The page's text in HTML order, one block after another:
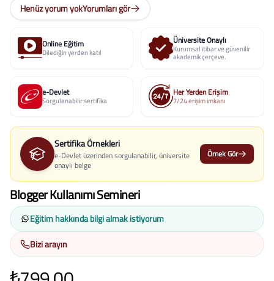
Henüz yorum yokYorumları gör
Online Eğitim
Dilediğin yerden katıl
Üniversite Onaylı
Kurumsal itibar ve güvenilir
akademik çerçeve.
e-Devlet
Sorgulanabilir sertifika
Her Yerden Erişim
7/24 erişim imkanı
Sertifika Örnekleri
e-Devlet üzerinden sorgulanabilir, üniversite
onaylı belge
Örnek Gör
Blogger Kullanımı Semineri
Eğitim hakkında bilgi almak istiyorum
Bizi arayın